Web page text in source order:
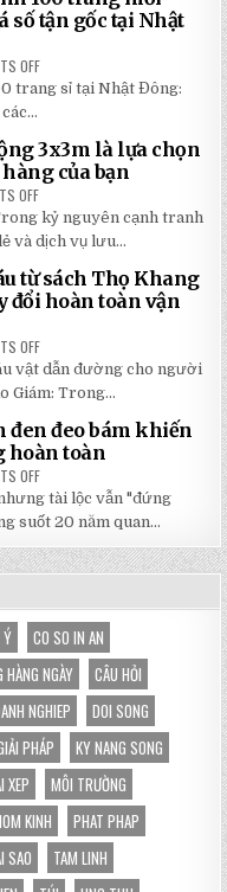
2026
IN
HÌNH
YÊU
CHẤT
LƯỢNG
RẺ
TẠI
NHẬT
ĐÔNG
số tận gốc tại Nhật
OFF
BẢNG
GIÁ
100
TRANG
MỚI
2026:
GIẢM
GIÁ
SỐ
TẬN
GỐC
TẠI
NHẬT
trang sỉ tại Nhật Đông:
3x3m là lựa chọn
của bạn
OFF
5
LÝ
DO
NHÀ
BẠT
DI
ĐỘNG
3X3M
LỰA
HOÀN
HẢO
CHO
HÀNG
CỦA
BẠN
kỷ nguyên cạnh tranh
và dịch vụ lưu...
từ sách Thọ Khang
đổi hoàn toàn vận
OFF
5
BÀI
HỌC
XƯƠNG
MÁU
TỪ
SÁCH
THỌ
BẢO
GIÁM
GIÚP
THAY
ĐỔI
HOÀN
TOÀN
vật dẫn đường cho người
Giám: Trong...
đen đeo bám khiến
hoàn toàn
OFF
NGUYÊN
NHÂN
VẬN
ĐEN
ĐEO
BÁM
LỘC
BỊ
CHẶN
ĐỨNG
HOÀN
TOÀN
tài lộc vẫn "đứng
suốt 20 năm quan...
Ý
CO SO IN AN
HÀNG NGÀY
CÂU HỎI
NGHIEP
DOI SONG
PHÁP
KY NANG SONG
XEP
MÔI TRƯỜNG
KINH
PHAT PHAP
SAO
TAM LINH